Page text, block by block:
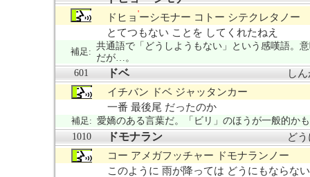
ドヒョ 'ーシモナー コトー シテクレタノー
とてつもない ことを してくれたねえ
補足:
共通語で「どうしようもない」という感嘆語。
だが…。
601
ドベ
し
イチバン ドベ ジャッタンカー
一番 最後尾 だったのか
補足: 愛嬌のある言葉だ。「ビリ」のほうが一般的か
1010
ドモナラン
ど
コー アメガフッチャー ドモナランノー
このように 雨が降っては どうにもならな